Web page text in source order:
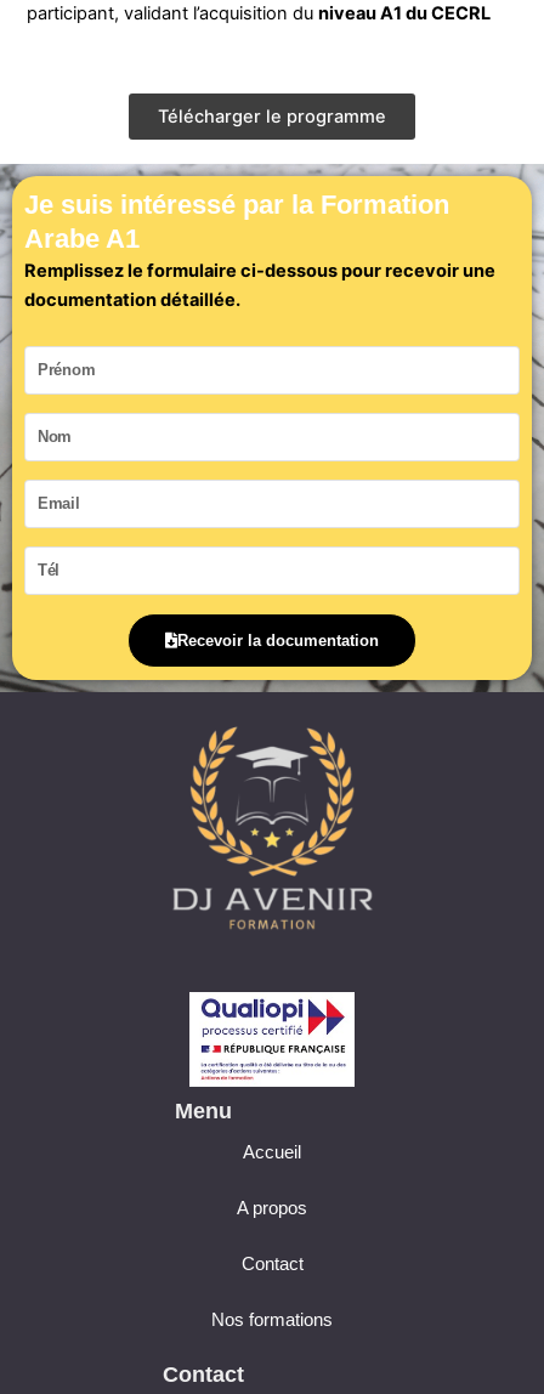
participant, validant l’acquisition duniveau A1 du CECRL
Télécharger le programme
Je suis intéressé par la Formation
Arabe A1
Remplissez le formulaire ci-dessous pour recevoir une
documentation détaillée.
Recevoir la documentation
Menu
Accueil
A propos
Contact
Nos formations
Contact